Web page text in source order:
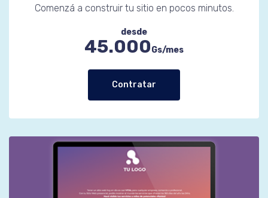
Comenzá a construir tu sitio en pocos minutos.
desde
45.000Gs/mes
Contratar